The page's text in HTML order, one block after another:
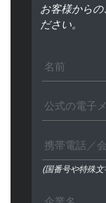
お客様から
ださい。
(国番号や特殊